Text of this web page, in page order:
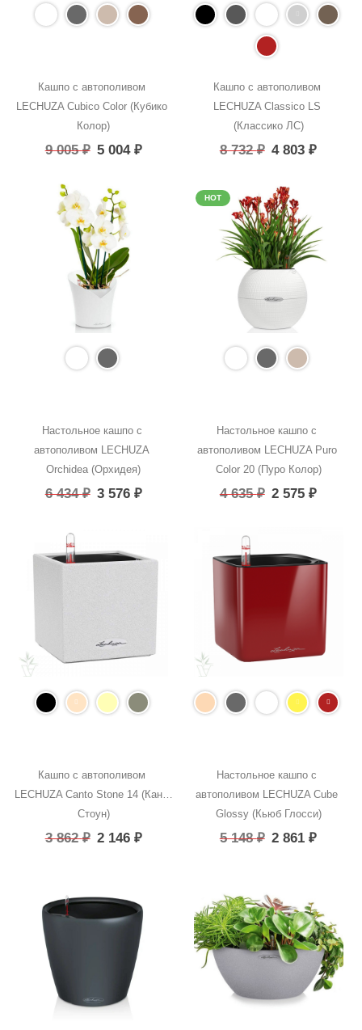
Кашпо с автополивом
LECHUZA Cubico Color (Кубико
Колор)
9 005₽ 5 004₽
Кашпо с автополивом
LECHUZA Classico LS
(Классико ЛС)
8 732₽ 4 803₽
Настольное кашпо с
автополивом LECHUZA
Orchidea (Орхидея)
6 434₽ 3 576₽
HOT
Настольное кашпо с
автополивом LECHUZA Puro
Color 20 (Пуро Колор)
4 635₽ 2 575₽
Кашпо с автополивом
LECHUZA Canto Stone 14 (Канто
Стоун)
3 862₽ 2 146₽
Настольное кашпо с
автополивом LECHUZA Cube
Glossy (Кьюб Глосси)
5 148₽ 2 861₽